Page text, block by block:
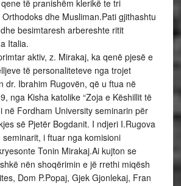
të pranishëm klerikë te tri
dhe Musliman.Pati gjithashtu
besimtaresh arbereshte ritit
Italia.
aktiv, z. Mirakaj, ka qenë pjesë e
të personaliteteve nga trojet
dr. Ibrahim Rugovën, që u ftua në
nga Kisha katolike “Zoja e Këshillit të
në Fordham University seminarin për
së Pjetër Bogdanit. I ndjeri I.Rugova
i ftuar nga komisioni
Tonin Mirakaj.Ai kujton se
nën shoqërimin e jë rrethi miqësh
Dom P.Popaj, Gjek Gjonlekaj, Fran